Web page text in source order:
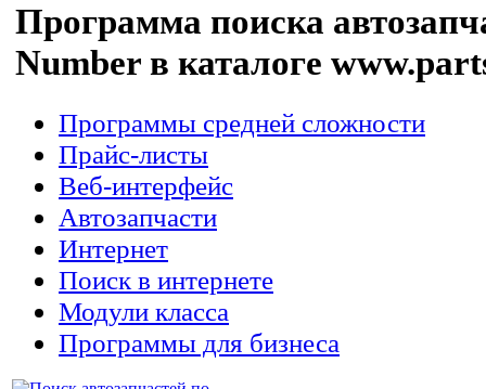
Программа поиска
Number в каталоге
Программы средней сложности
Прайс-листы
Веб-интерфейс
Автозапчасти
Интернет
Поиск в интернете
Модули класса
Программы для бизнеса